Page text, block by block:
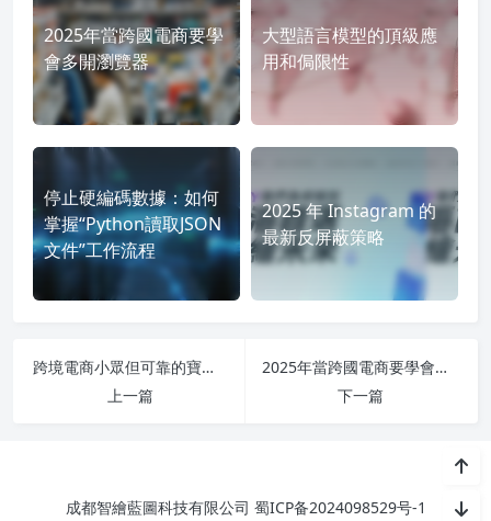
2025年當跨國電商要學
會多開瀏覽器
大型語言模型的頂級應
用和侷限性
停止硬編碼數據：如何
掌握“Python讀取JSON
文件”工作流程
2025 年 Instagram 的
最新反屏蔽策略
跨境電商小眾但可靠的寶藏工具
上一篇
2025年當跨國電商要學會多開瀏覽器
下一篇
成都智繪藍圖科技有限公司 蜀ICP备2024098529号-1